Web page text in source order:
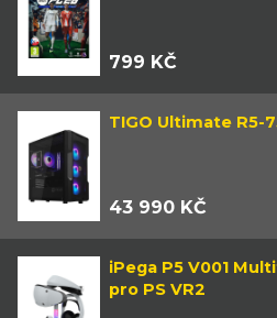
799 KČ
TIGO Ultimate R5-
43 990 KČ
iPega P5 V001
pro PS VR2